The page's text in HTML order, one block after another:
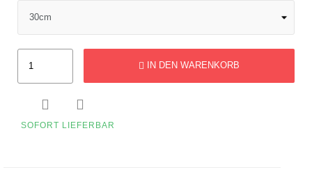
IN DEN WARENKORB
 
SOFORT LIEFERBAR